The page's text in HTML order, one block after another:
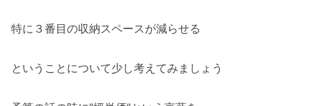
特に３番目の収納スペースが減らせる
ということについて少し考えてみましょう